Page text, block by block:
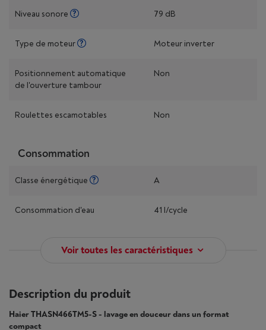
Niveau sonore 79 dB
Type de moteur Moteur inverter
Positionnement automatique
de l'ouverture tambour
Non
Roulettes escamotables Non
Consommation
Classe énergétique A
Consommation d'eau 41 l/cycle
Voir toutes les caractéristiques
Description du produit
Haier THASN466TM5-S - lavage en douceur dans un format
compact